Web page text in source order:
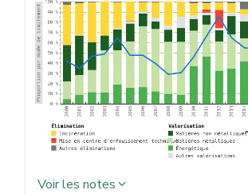
Voir les notes